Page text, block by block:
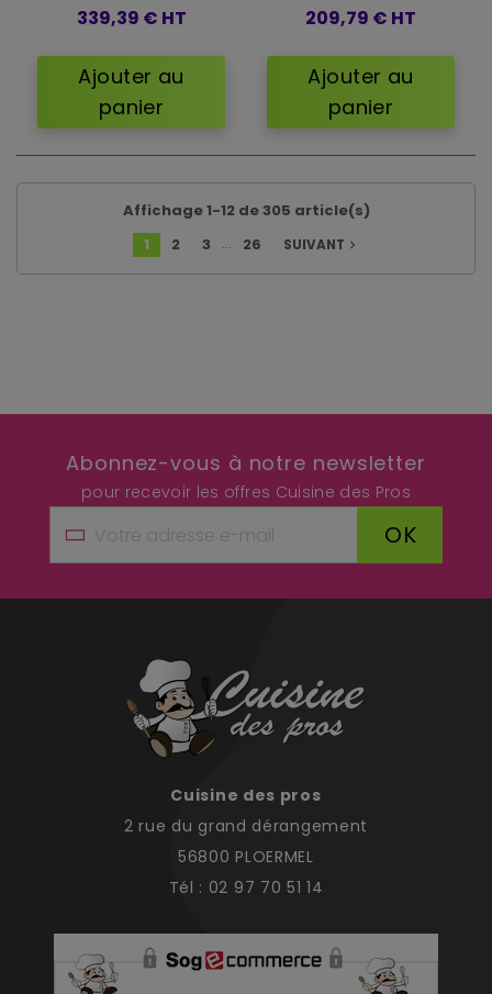
339,39 € HT
Ajouter au
panier
209,79 € HT
Ajouter au
panier
Affichage 1-12 de 305 article(s)
1
2 3 … 26 SUIVANT navigate_next
Abonnez-vous à notre newsletter
pour recevoir les offres Cuisine des Pros
OK
Cuisine des pros
2 rue du grand dérangement
56800 PLOERMEL
Tél : 02 97 70 51 14